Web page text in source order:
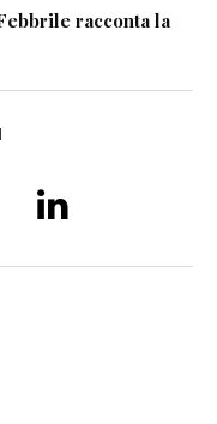
racconta la